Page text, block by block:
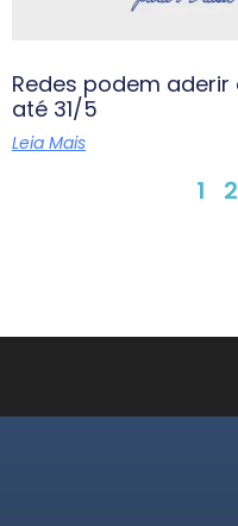
Redes podem
até 31/5
Leia Mais
1 2